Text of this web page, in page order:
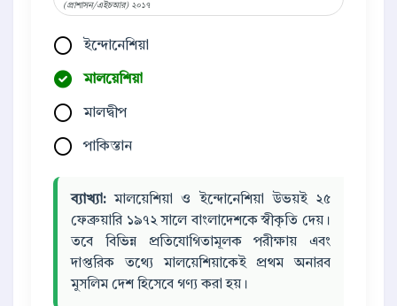
(প্রাশাসন/এইচআর) ২০১৭
ইন্দোনেশিয়া
মালয়েশিয়া
মালদ্বীপ
পাকিস্তান
ব্যাখ্যা: মালয়েশিয়া ও ইন্দোনেশিয়া উভয়ই ২৫
ফেব্রুয়ারি ১৯৭২ সালে বাংলাদেশকে স্বীকৃতি দেয়।
তবে বিভিন্ন প্রতিযোগিতামূলক পরীক্ষায় এবং
দাপ্তরিক তথ্যে মালয়েশিয়াকেই প্রথম অনারব
মুসলিম দেশ হিসেবে গণ্য করা হয়।